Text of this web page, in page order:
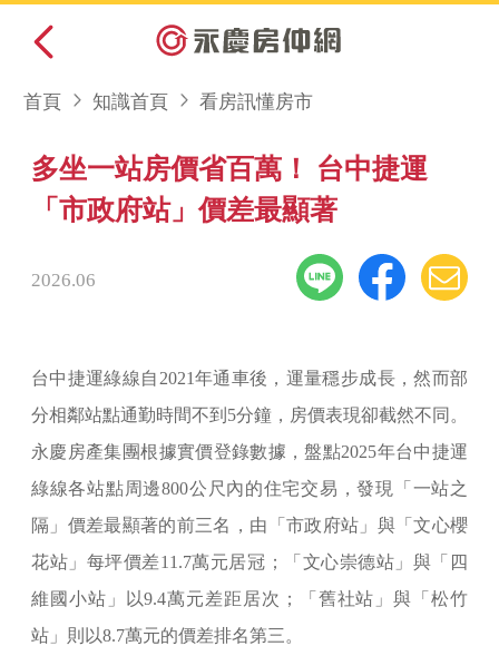
首頁 知識首頁 看房訊懂房市
多坐一站房價省百萬！ 台中捷運
「市政府站」價差最顯著
2026.06
台中捷運綠線自2021年通車後，運量穩步成長，然而部
分相鄰站點通勤時間不到5分鐘，房價表現卻截然不同。
永慶房產集團根據實價登錄數據，盤點2025年台中捷運
綠線各站點周邊800公尺內的住宅交易，發現「一站之
隔」價差最顯著的前三名，由「市政府站」與「文心櫻
花站」每坪價差11.7萬元居冠；「文心崇德站」與「四
維國小站」以9.4萬元差距居次；「舊社站」與「松竹
站」則以8.7萬元的價差排名第三。